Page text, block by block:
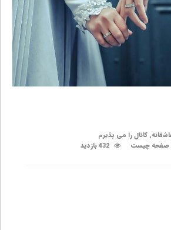
,کانال را می پذیرم
صفحه چیست
432 بازدید